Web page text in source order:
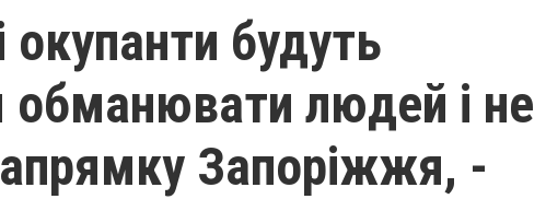
окупанти будуть
обманювати людей і не
Запоріжжя, -